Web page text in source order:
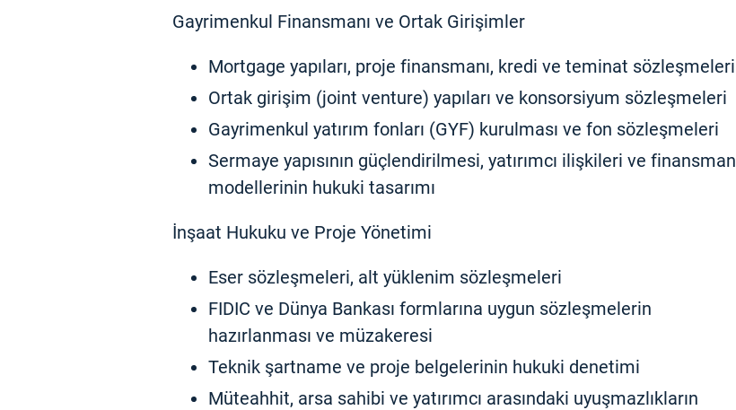
Gayrimenkul Finansmanı ve Ortak Girişimler
Mortgage yapıları, proje finansmanı, kredi ve teminat sözleşmeleri
Ortak girişim (joint venture) yapıları ve konsorsiyum sözleşmeleri
Gayrimenkul yatırım fonları (GYF) kurulması ve fon sözleşmeleri
Sermaye yapısının güçlendirilmesi, yatırımcı ilişkileri ve finansman
modellerinin hukuki tasarımı
İnşaat Hukuku ve Proje Yönetimi
Eser sözleşmeleri, alt yüklenim sözleşmeleri
FIDIC ve Dünya Bankası formlarına uygun sözleşmelerin
hazırlanması ve müzakeresi
Teknik şartname ve proje belgelerinin hukuki denetimi
Müteahhit, arsa sahibi ve yatırımcı arasındaki uyuşmazlıkların